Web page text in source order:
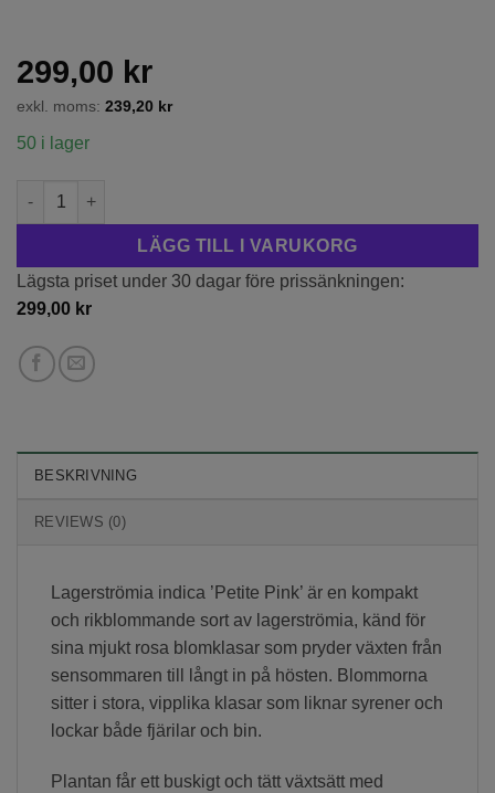
299,00 kr
exkl. moms: 239,20 kr
50 i lager
Lagerströmia indica 'Petite Pink' 2L mängd
LÄGG TILL I VARUKORG
Lägsta priset under 30 dagar före prissänkningen:
299,00 kr
BESKRIVNING
REVIEWS (0)
Lagerströmia indica ’Petite Pink’ är en kompakt
och rikblommande sort av lagerströmia, känd för
sina mjukt rosa blomklasar som pryder växten från
sensommaren till långt in på hösten. Blommorna
sitter i stora, vipplika klasar som liknar syrener och
lockar både fjärilar och bin.
Plantan får ett buskigt och tätt växtsätt med